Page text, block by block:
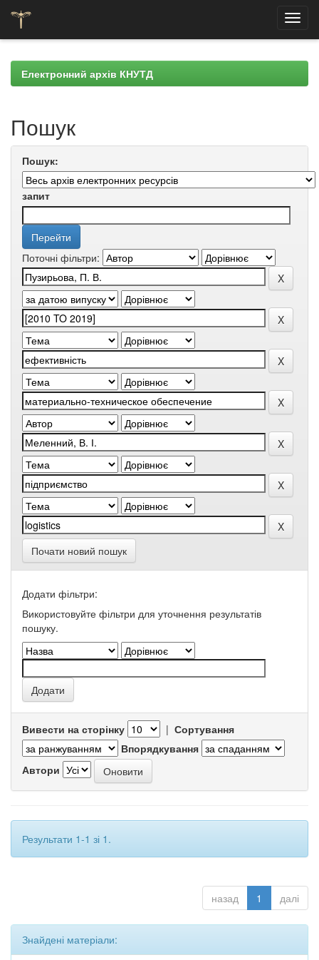
navigationЕлектронний архів КНУТД
Пошук
Пошук:
запит
Поточні фільтри:
Почати новий пошук
Додати фільтри:
Використовуйте фільтри для уточнення результатів
пошуку.
Вивести на сторінку | Сортування
Впорядкування
Автори
Результати 1-1 зі 1.
назад 1 далі
Знайдені матеріали: